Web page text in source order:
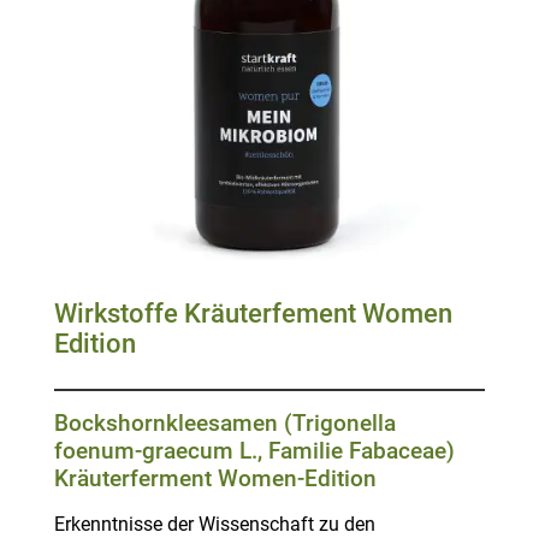
Wirkstoffe Kräuterfement Women
Edition
Bockshornkleesamen (Trigonella
foenum-graecum L., Familie Fabaceae)
Kräuterferment Women-Edition
Erkenntnisse der Wissenschaft zu den